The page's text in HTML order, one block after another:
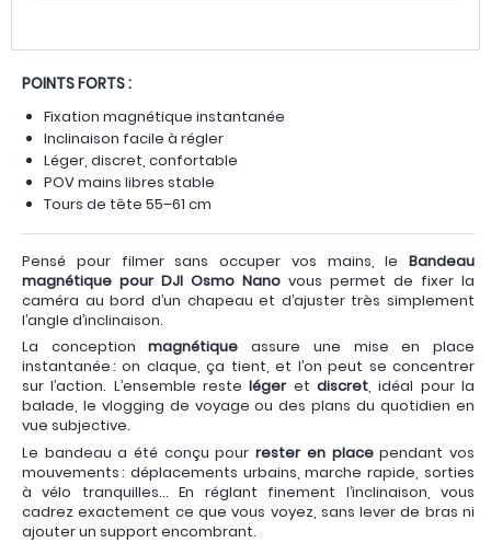
POINTS FORTS :
Fixation magnétique instantanée
Inclinaison facile à régler
Léger, discret, confortable
POV mains libres stable
Tours de tête 55–61 cm
Pensé pour filmer sans occuper vos mains, le Bandeau
magnétique pour DJI Osmo Nano vous permet de fixer la
caméra au bord d’un chapeau et d’ajuster très simplement
l’angle d’inclinaison.
La conceptionmagnétique assure une mise en place
instantanée : on claque, ça tient, et l’on peut se concentrer
sur l’action. L’ensemble restelégeretdiscret, idéal pour la
balade, le vlogging de voyage ou des plans du quotidien en
vue subjective.
Le bandeau a été conçu pourrester en placependant vos
mouvements : déplacements urbains, marche rapide, sorties
à vélo tranquilles… En réglant finement l’inclinaison, vous
cadrez exactement ce que vous voyez, sans lever de bras ni
ajouter un support encombrant.